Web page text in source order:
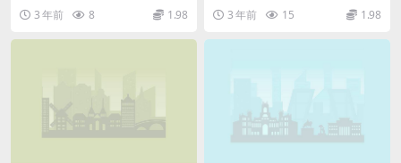
3 年前 8 1.98 3 年前 15 1.98